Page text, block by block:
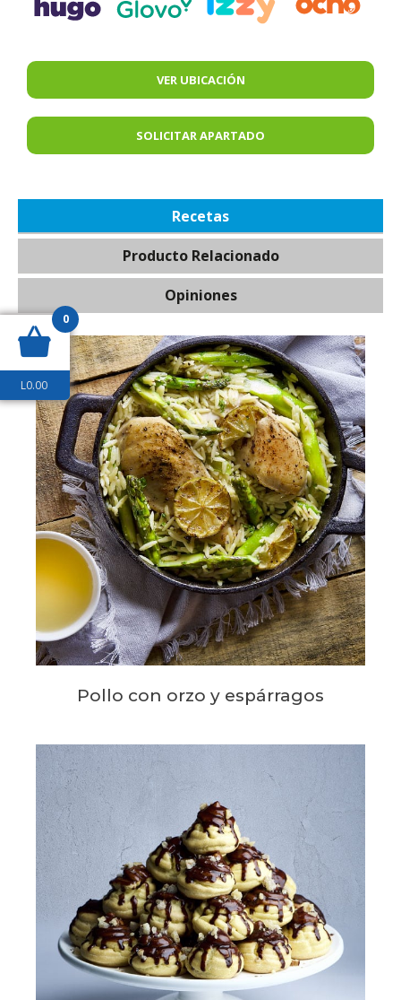
VER UBICACIÓN
SOLICITAR APARTADO
Recetas
Producto Relacionado
Opiniones
Pollo con orzo y espárragos
0
L0.00